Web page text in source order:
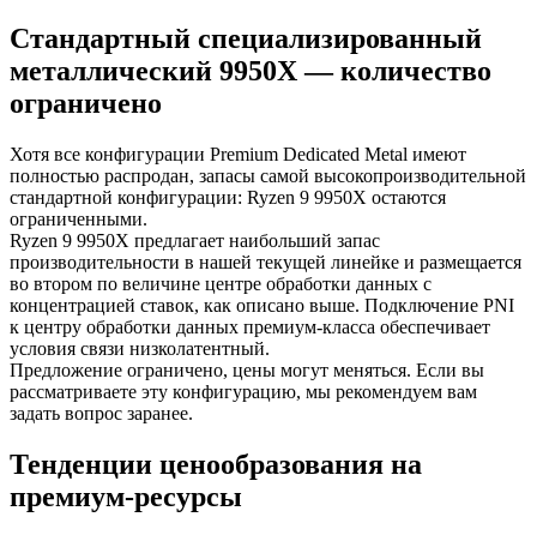
Стандартный специализированный
металлический 9950X — количество
ограничено
Хотя все конфигурации Premium Dedicated Metal имеют
полностью распродан, запасы самой высокопроизводительной
стандартной конфигурации: Ryzen 9 9950X остаются
ограниченными.
Ryzen 9 9950X предлагает наибольший запас
производительности в нашей текущей линейке и размещается
во втором по величине центре обработки данных с
концентрацией ставок, как описано выше. Подключение PNI
к центру обработки данных премиум-класса обеспечивает
условия связи низколатентный.
Предложение ограничено, цены могут меняться. Если вы
рассматриваете эту конфигурацию, мы рекомендуем вам
задать вопрос заранее.
Тенденции ценообразования на
премиум-ресурсы